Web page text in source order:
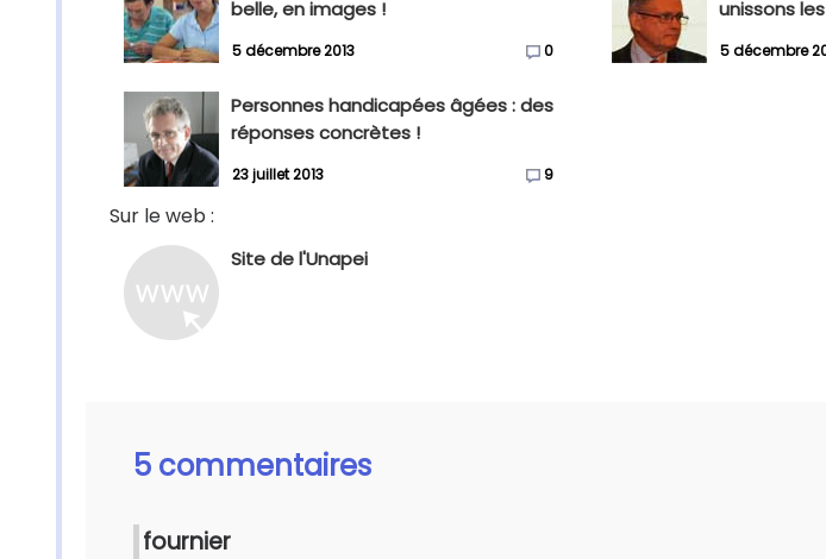
belle, en images !
5 décembre 2013 0
unissons
5 décembre
Personnes handicapées âgées : des
réponses concrètes !
23 juillet 2013 9
Sur le web :
Site de l'Unapei
5 commentaires
fournier